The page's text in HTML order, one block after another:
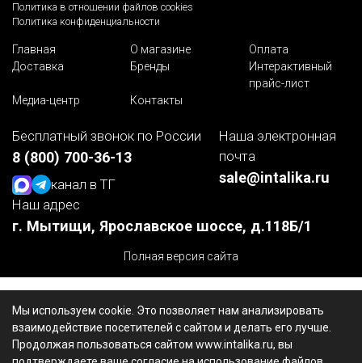
Мы используем cookie. Это позволяет нам анализировать
взаимодействие посетителей с сайтом и делать его лучше.
Продолжая пользоваться сайтом www.intalika.ru, вы
Политика в отношении файлов cookies
Политика конфиденциальности
Главная О магазине
Оплата
Доставка
Бренды
Интерактивный
прайс-лист
Медиа-центр
Контакты
Бесплатный звонок по России
8 (800) 700-36-13
канал в ТГ
Наша электронная
почта
sale@intalika.ru
Наш адрес
г. Мытищи, Ярославское шоссе, д.118Б/1
Полная версия сайта